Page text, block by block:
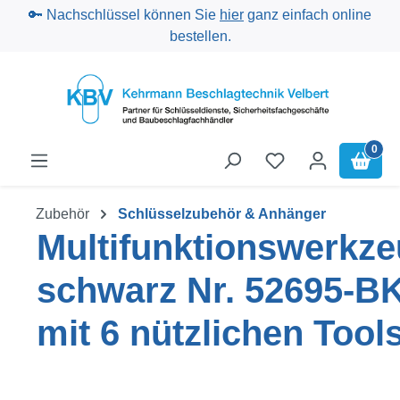
Zum Hauptinhalt springen
🔑 Nachschlüssel können Sie hier ganz einfach online
bestellen.
0
Zubehör Schlüsselzubehör & Anhänger
schwarz Nr. 52695-
mit 6 nützlichen